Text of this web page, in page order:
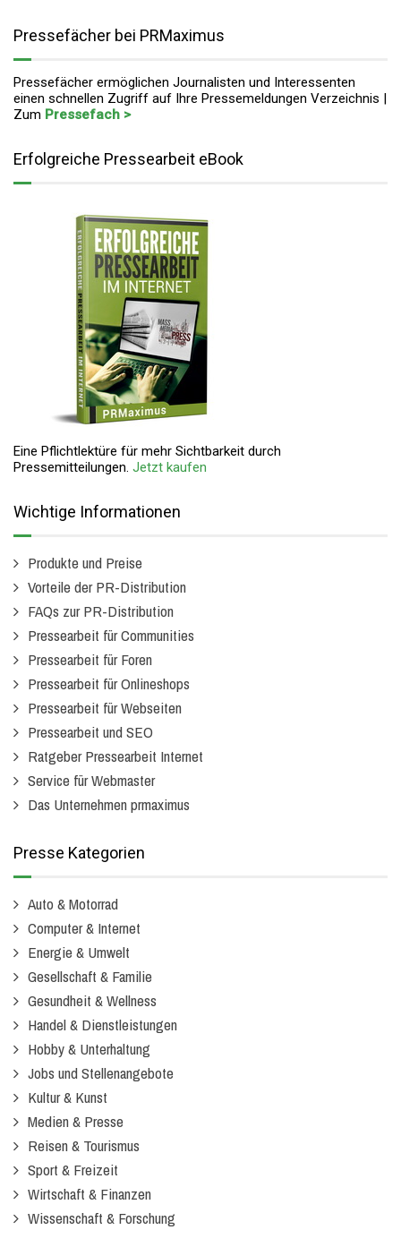
Pressefächer bei PRMaximus
Pressefächer ermöglichen Journalisten und Interessenten
einen schnellen Zugriff auf Ihre Pressemeldungen Verzeichnis |
Zum Pressefach >
Erfolgreiche Pressearbeit eBook
Eine Pflichtlektüre für mehr Sichtbarkeit durch
Pressemitteilungen. Jetzt kaufen
Wichtige Informationen
Produkte und Preise
Vorteile der PR-Distribution
FAQs zur PR-Distribution
Pressearbeit für Communities
Pressearbeit für Foren
Pressearbeit für Onlineshops
Pressearbeit für Webseiten
Pressearbeit und SEO
Ratgeber Pressearbeit Internet
Service für Webmaster
Das Unternehmen prmaximus
Presse Kategorien
Auto & Motorrad
Computer & Internet
Energie & Umwelt
Gesellschaft & Familie
Gesundheit & Wellness
Handel & Dienstleistungen
Hobby & Unterhaltung
Jobs und Stellenangebote
Kultur & Kunst
Medien & Presse
Reisen & Tourismus
Sport & Freizeit
Wirtschaft & Finanzen
Wissenschaft & Forschung